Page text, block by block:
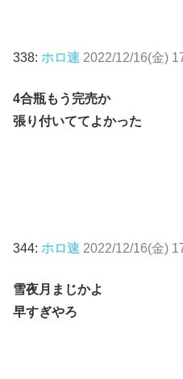
338: ホロ速 2022/12/16(金)
4合瓶もう完売か
張り付いててよかった
344: ホロ速 2022/12/16(金)
雪夜月まじかよ
早すぎやろ